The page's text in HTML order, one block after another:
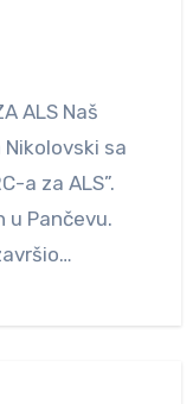
sa
a za ALS”.
u Pančevu.